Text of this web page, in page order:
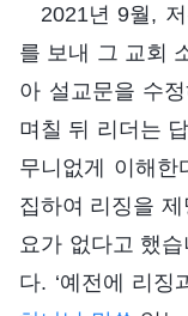
2021년 9월,
를 보내 그 교회
아 설교문을 수
며칠 뒤 리더는
무니없게 이해한
집하여 리징을
요가 없다고 했
다. ‘예전에 리